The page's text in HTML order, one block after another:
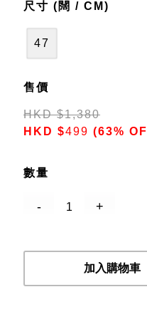
尺寸 (闊 / CM)
47
售價
HKD$1,380
HKD$499 (63%
數量
加入購物車